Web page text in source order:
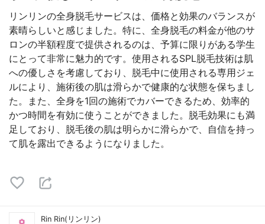
リンリンの全身脱毛サービスは、価格と効果のバランスが
素晴らしいと感じました。特に、全身脱毛の料金が他のサ
ロンの半額程度で提供されるのは、予算に限りがある学生
にとって非常に魅力的です。使用されるSPL脱毛技術は肌
への優しさを考慮しており、脱毛中に使用される専用ジェ
ルにより、施術後の肌は滑らかで健康的な状態を保ちまし
た。また、全身を1回の施術でカバーできるため、効率的
かつ時間を有効に使うことができました。脱毛効果にも満
足しており、脱毛後の肌は明らかに滑らかで、自信を持っ
て肌を露出できるようになりました。
Rin Rin(リンリン)